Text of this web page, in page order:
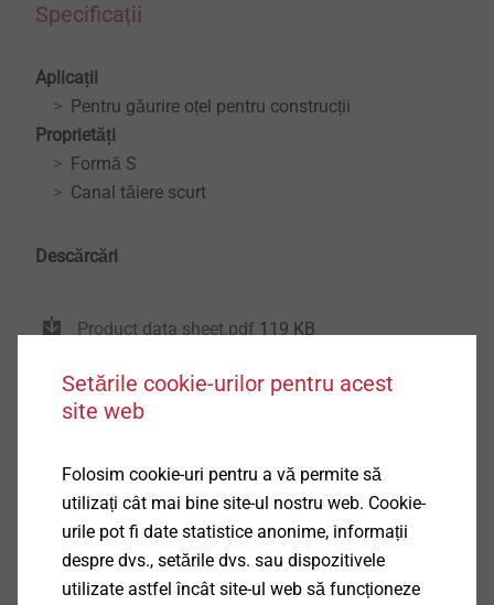
Specificații
Aplicații
Pentru găurire oțel pentru construcții
Proprietăți
Formă S
Canal tăiere scurt
Descărcări
Product data sheet.pdf 119 KB
Vă rugăm să alegeți o variantă de produs
Filtru
Setările cookie-urilor pentru acest
site web
Folosim cookie-uri pentru a vă permite să
utilizați cât mai bine site-ul nostru web. Cookie-
urile pot fi date statistice anonime, informații
despre dvs., setările dvs. sau dispozitivele
utilizate astfel încât site-ul web să funcționeze